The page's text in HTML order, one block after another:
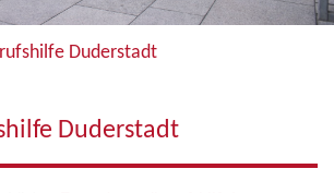
Duderstadt
Duderstadt